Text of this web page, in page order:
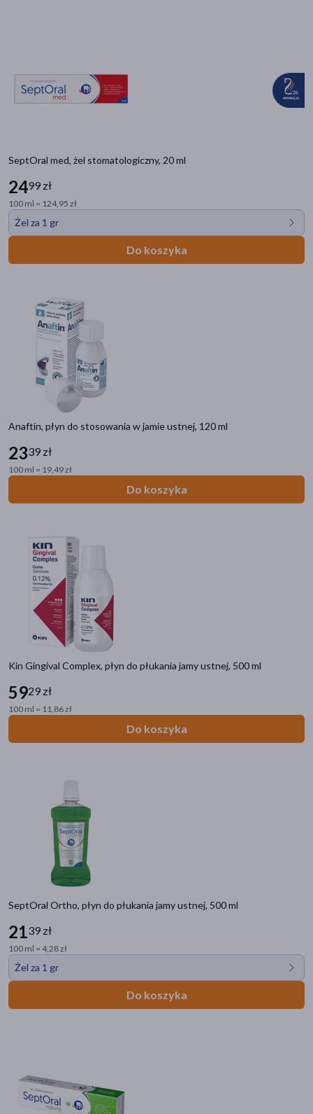
SeptOral med, żel stomatologiczny, 20 ml
2499 zł
100 ml = 124,95 zł
Żel za 1 gr
Do koszyka
Anaftin, płyn do stosowania w jamie ustnej, 120 ml
2339 zł
100 ml = 19,49 zł
Do koszyka
Kin Gingival Complex, płyn do płukania jamy ustnej, 500 ml
5929 zł
100 ml = 11,86 zł
Do koszyka
SeptOral Ortho, płyn do płukania jamy ustnej, 500 ml
2139 zł
100 ml = 4,28 zł
Żel za 1 gr
Do koszyka